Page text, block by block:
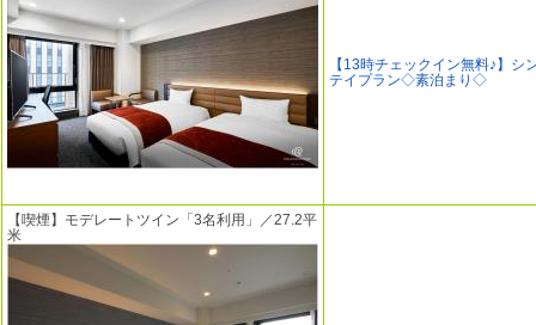
【13時チェックイン無料♪】シ
テイプラン◇素泊まり◇
【喫煙】モデレートツイン「3名利用」／27.2平
米